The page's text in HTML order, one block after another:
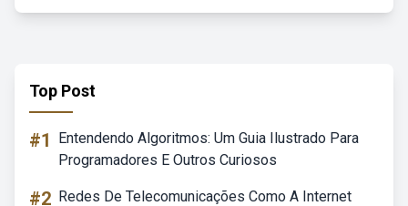
Top Post
#1
Entendendo Algoritmos: Um Guia Ilustrado Para
Programadores E Outros Curiosos
#2 Redes De Telecomunicações Como A Internet